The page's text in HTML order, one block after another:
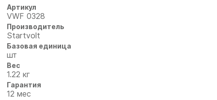
Артикул
VWF 0328
Производитель
Startvolt
Базовая единица
шт
Вес
1.22 кг
Гарантия
12 мес